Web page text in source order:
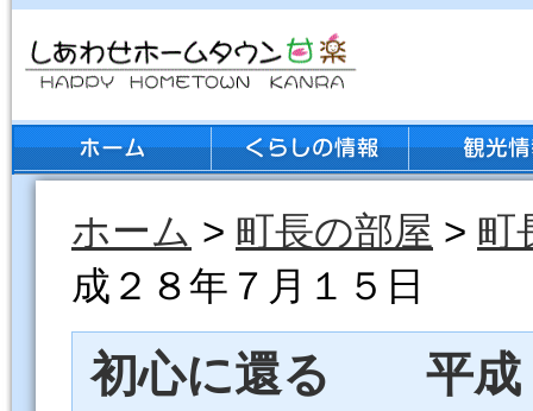
ホーム > 町長の部屋 > 町
成２８年７月１５日
初心に還る 平成